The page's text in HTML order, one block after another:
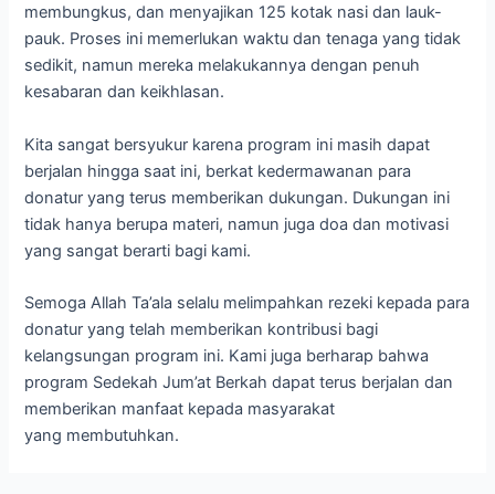
membungkus, dan menyajikan 125 kotak nasi dan lauk-
pauk. Proses ini memerlukan waktu dan tenaga yang tidak
sedikit, namun mereka melakukannya dengan penuh
kesabaran dan keikhlasan.
Kita sangat bersyukur karena program ini masih dapat
berjalan hingga saat ini, berkat kedermawanan para
donatur yang terus memberikan dukungan. Dukungan ini
tidak hanya berupa materi, namun juga doa dan motivasi
yang sangat berarti bagi kami.
Semoga Allah Ta’ala selalu melimpahkan rezeki kepada para
donatur yang telah memberikan kontribusi bagi
kelangsungan program ini. Kami juga berharap bahwa
program Sedekah Jum’at Berkah dapat terus berjalan dan
memberikan manfaat kepada masyarakat
yang membutuhkan.